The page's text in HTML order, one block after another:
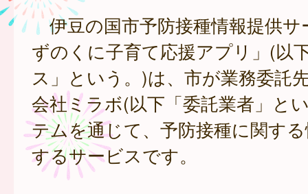
伊豆の国市予防接種情報提供サ
ずのくに子育て応援アプリ」(以
ス」という。)は、市が業務委託
会社ミラボ(以下「委託業者」と
テムを通じて、予防接種に関す
するサービスです。